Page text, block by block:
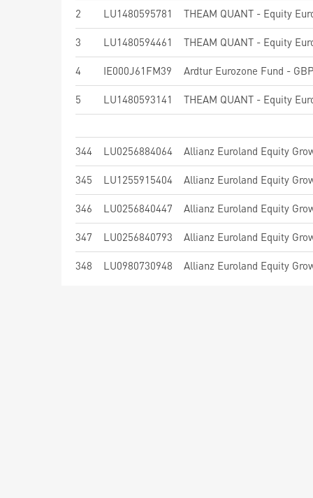
2 LU1480595781
3 LU1480594461
4 IE000J61FM39 Ardtur Eurozone Fund -
5 LU1480593141
344 LU0256884064 Allianz Euroland Equity
345 LU1255915404 Allianz Euroland Equity
346 LU0256840447 Allianz Euroland Equity
347 LU0256840793 Allianz Euroland Equity
348 LU0980730948 Allianz Euroland Equity